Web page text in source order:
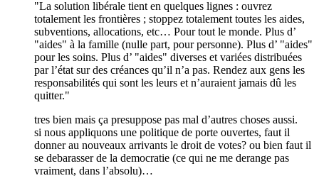
"La solution libérale tient en quelques lignes : ouvrez
totalement les frontières ; stoppez totalement toutes les aides,
subventions, allocations, etc… Pour tout le monde. Plus d’
"aides" à la famille (nulle part, pour personne). Plus d’ "aides"
pour les soins. Plus d’ "aides" diverses et variées distribuées
par l’état sur des créances qu’il n’a pas. Rendez aux gens les
responsabilités qui sont les leurs et n’auraient jamais dû les
quitter."
tres bien mais ça presuppose pas mal d’autres choses aussi.
si nous appliquons une politique de porte ouvertes, faut il
donner au nouveaux arrivants le droit de votes? ou bien faut il
se debarasser de la democratie (ce qui ne me derange pas
vraiment, dans l’absolu)…